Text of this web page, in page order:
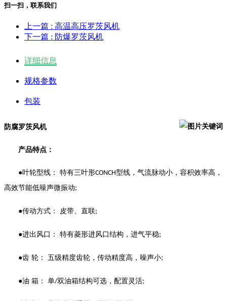
扫一扫，联系我们
上一篇 : 高温高压罗茨风机
下一篇 : 防爆罗茨风机
详细信息
规格参数
包装
防腐罗茨风机
产品特点：
●叶轮型线： 特有三叶形CONCH型线，气流脉动小，容积效率高，
高效节能低噪声微振动;
●传动方式： 皮带、直联;
●进出风口： 特有菱形进风口结构，进气平稳;
●齿 轮： 五级精度齿轮，传动精度高，噪声小;
●油 箱： 单/双油箱结构可选，配置灵活;